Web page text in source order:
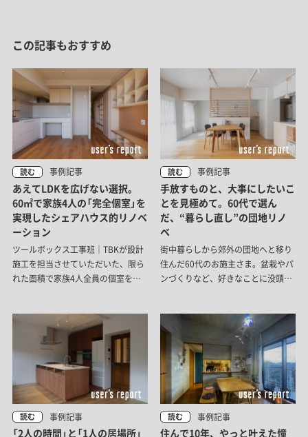
この記事もおすすめ
読む 事例記事
あえてLDKを広げない選択。
60㎡で家族4人の「完全個室」を
実現したシェアハウス的リノベ
ーション
ツールボックス工事班｜TBKが設計
施工を担当させていただいた、限ら
れた面積で家族4人全員の個室をし
読む 事例記事
手放すものと、大事にしたいこ
とを見極めて。60代で選ん
だ、“暮らし直し”の団地リノ
ベ
街中暮らしから郊外の団地へと移り
住んだ60代のお施主さま。盆栽やパ
ンづくりなど、好きなことに没頭す
しむ住まいをつくり上げました。
読む 事例記事
「2人の時間」と「1人の居場所」
読む 事例記事
住んで10年、やっと叶えた憧